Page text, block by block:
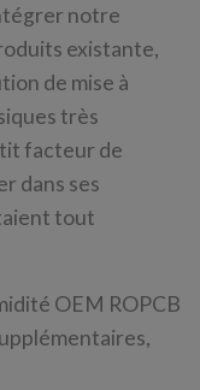
notre
existante,
de mise à
très
facteur de
dans ses
tout
OEM ROPCB